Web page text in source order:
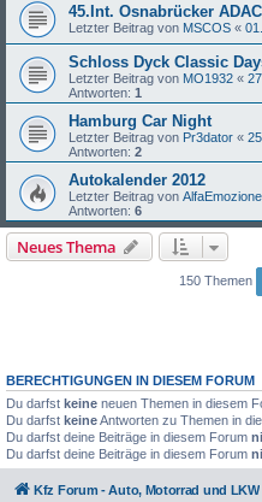
45.Int. Osnabrücker
Letzter Beitrag von MSCOS «
Schloss Dyck Classic
Letzter Beitrag von MO1932 «
Antworten: 1
Hamburg Car Night
Letzter Beitrag von Pr3dator «
Antworten: 2
Autokalender 2012
Letzter Beitrag von AlfaEmozione
Antworten: 6
Neues Thema
150 Themen
BERECHTIGUNGEN IN DIESEM FORUM
Du darfst keine neuen Themen in diesem
Du darfst keineAntworten zu Themen in
Du darfst deine Beiträge in diesem Forum
Du darfst deine Beiträge in diesem Forum
Kfz Forum - Auto, Motorrad und LKW